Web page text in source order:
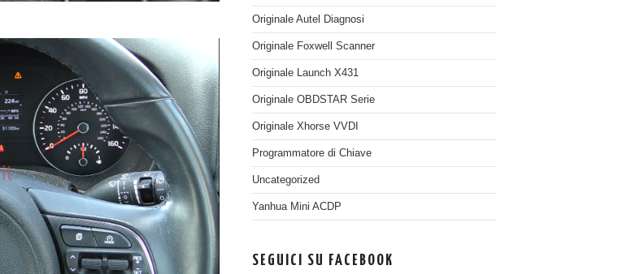
Originale Autel Diagnosi
Originale Foxwell Scanner
Originale Launch X431
Originale OBDSTAR Serie
Originale Xhorse VVDI
Programmatore di Chiave
Uncategorized
Yanhua Mini ACDP
SEGUICI SU FACEBOOK